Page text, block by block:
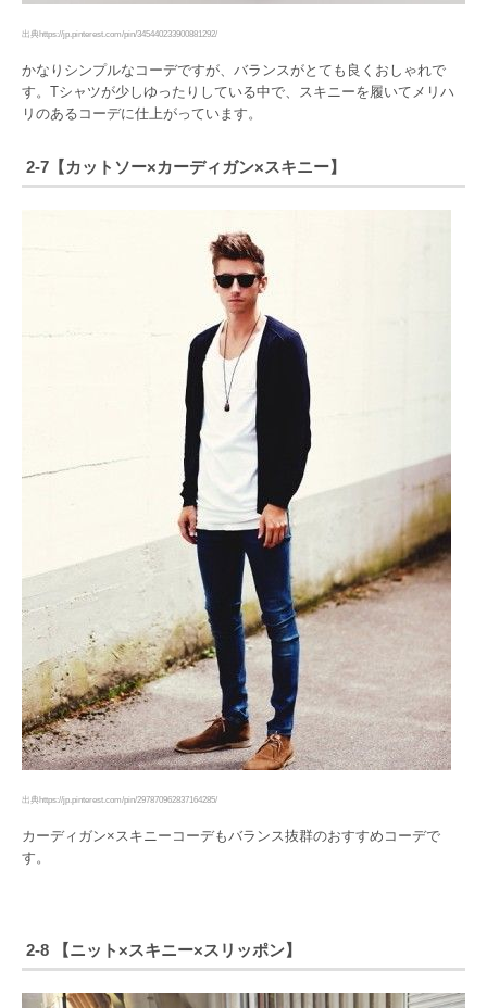
出典https://jp.pinterest.com/pin/345440233900881292/
かなりシンプルなコーデですが、バランスがとても良くおしゃれで
す。Tシャツが少しゆったりしている中で、スキニーを履いてメリハ
リのあるコーデに仕上がっています。
2-7【カットソー×カーディガン×スキニー】
出典https://jp.pinterest.com/pin/297870962837164285/
カーディガン×スキニーコーデもバランス抜群のおすすめコーデで
す。
2-8 【ニット×スキニー×スリッポン】